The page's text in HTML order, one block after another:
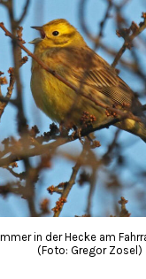
in der Hecke am
(Foto: Gregor Zosel)